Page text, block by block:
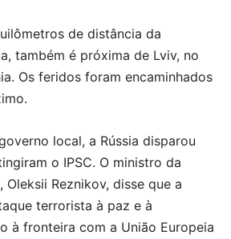
de distância da
também é próxima de Lviv, no
Os feridos foram encaminhados
local, a Rússia disparou
o IPSC. O ministro da
Oleksii Reznikov, disse que a
terrorista à paz e à
à fronteira com a União Europeia